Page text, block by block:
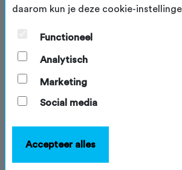
Over ons
Deze website is het
Wielersportbond (NTFU). Hier delen
kennis en samenwerkingsinitiatieven
fietsen in Nederland. Het platform
overheden, terreinbeheerders,
buitenruimte.
daarom kun je deze cookie-
Functioneel
Analytisch
Marketing
Social media
Accepteer alles